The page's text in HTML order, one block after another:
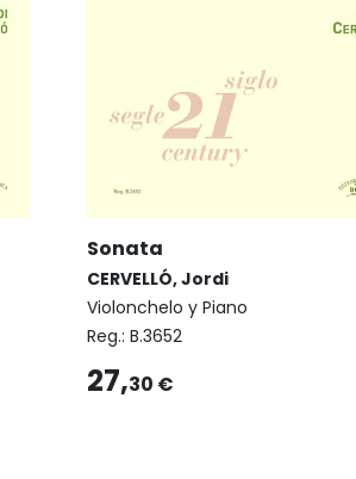
Sonata
CERVELLÓ, Jordi
Violonchelo y Piano
Reg.: B.3652
27,30 €